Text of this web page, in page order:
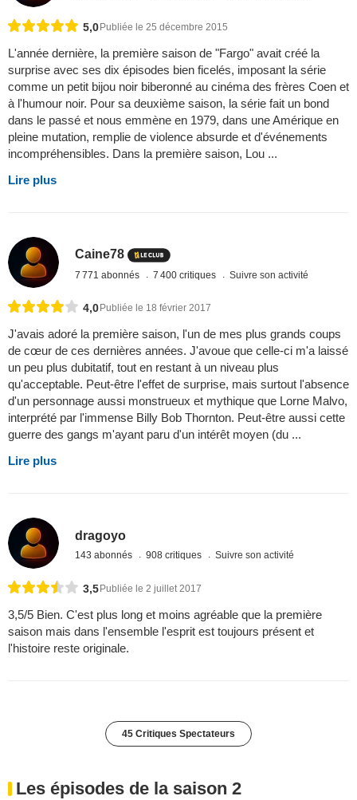
5,0Publiée le 25 décembre 2015
L'année dernière, la première saison de "Fargo" avait créé la
surprise avec ses dix épisodes bien ficelés, imposant la série
comme un petit bijou noir biberonné au cinéma des frères Coen et
à l'humour noir. Pour sa deuxième saison, la série fait un bond
dans le passé et nous emmène en 1979, dans une Amérique en
pleine mutation, remplie de violence absurde et d'événements
incompréhensibles. Dans la première saison, Lou ...
Lire plus
Caine78
7 771 abonnés 7 400 critiques Suivre son activité
4,0Publiée le 18 février 2017
J'avais adoré la première saison, l'un de mes plus grands coups
de cœur de ces dernières années. J'avoue que celle-ci m'a laissé
un peu plus dubitatif, tout en restant à un niveau plus
qu'acceptable. Peut-être l'effet de surprise, mais surtout l'absence
d'un personnage aussi monstrueux et mythique que Lorne Malvo,
interprété par l'immense Billy Bob Thornton. Peut-être aussi cette
guerre des gangs m'ayant paru d'un intérêt moyen (du ...
Lire plus
dragoyo
143 abonnés 908 critiques Suivre son activité
3,5 Publiée le 2 juillet 2017
3,5/5 Bien. C'est plus long et moins agréable que la première
saison mais dans l'ensemble l'esprit est toujours présent et
l'histoire reste originale.
45 Critiques Spectateurs
Les épisodes de la saison 2